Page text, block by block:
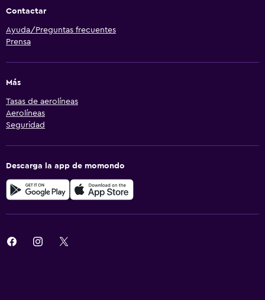
Contactar
Ayuda/Preguntas frecuentes
Prensa
Más
Tasas de aerolíneas
Aerolíneas
Seguridad
Descarga la app de momondo